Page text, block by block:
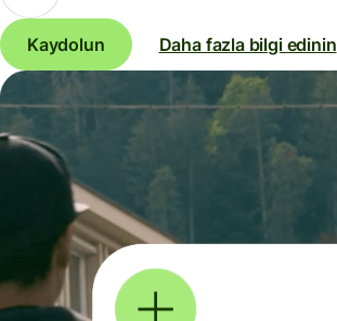
Kaydolun Daha fazla bilgi edinin